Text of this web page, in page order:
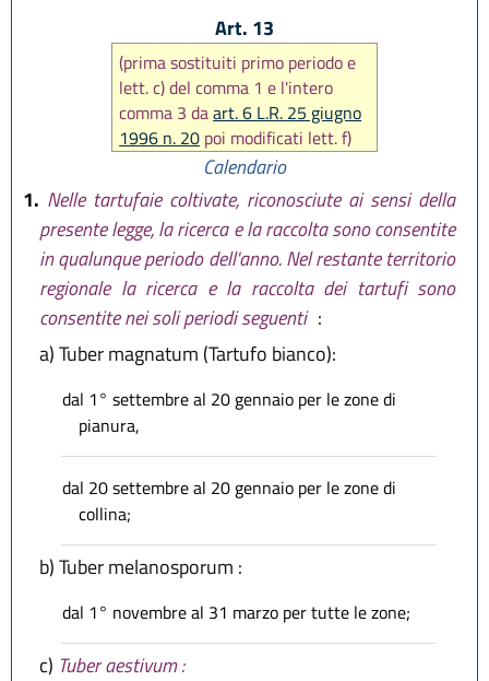
Art. 13
(prima sostituiti primo periodo e
lett. c) del comma 1 e l'intero
comma 3 daart. 6 L.R. 25 giugno
1996 n. 20 poi modificati lett. f)
del comma 1 e il comma 4 da
9 L.R. 5 aprile 2011 n. 2
modificato comma 3 daart. 4 L.R.
5 aprile 2011 n. 2, poi aggiunta
lett. h) al comma 2 e sostituiti
commi 3 e 4 daart. 13 L.R. 30
settembre 2016, n. 17)
Calendario
1. Nelle tartufaie coltivate, riconosciute ai sensi della
presente legge, la ricerca e la raccolta sono consentite
in qualunque periodo dell'anno. Nel restante territorio
regionale la ricerca e la raccolta dei tartufi sono
consentite nei soli periodi seguenti :
a)Tuber magnatum (Tartufo bianco):
dal 1° settembre al 20 gennaio per le zone di
pianura,
dal 20 settembre al 20 gennaio per le zone di
collina;
b)Tuber melanosporum :
dal 1° novembre al 31 marzo per tutte le zone;
c) Tuber aestivum :